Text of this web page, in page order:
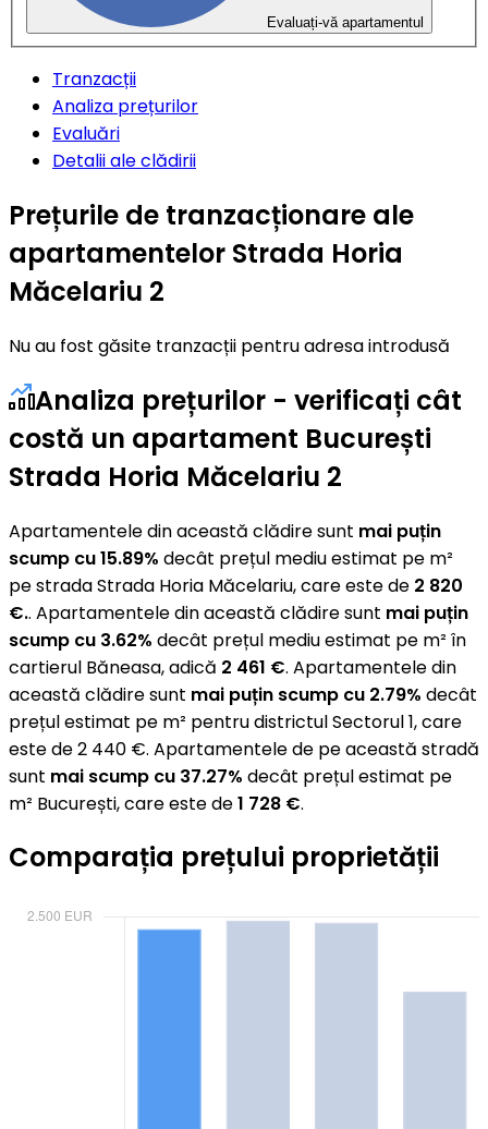
Evaluați-vă apartamentul
Tranzacții
Analiza prețurilor
Evaluări
Detalii ale clădirii
Prețurile de tranzacționare ale
apartamentelor Strada Horia
Măcelariu 2
Nu au fost găsite tranzacții pentru adresa introdusă
Analiza prețurilor - verificați cât
costă un apartament București
Strada Horia Măcelariu 2
Apartamentele din această clădire sunt mai puțin
scump cu 15.89% decât prețul mediu estimat pe m²
pe strada Strada Horia Măcelariu, care este de 2 820
€.. Apartamentele din această clădire sunt mai puțin
scump cu 3.62% decât prețul mediu estimat pe m² în
cartierul Băneasa, adică 2 461 €. Apartamentele din
această clădire sunt mai puțin scump cu 2.79% decât
prețul estimat pe m² pentru districtul Sectorul 1, care
este de 2 440 €. Apartamentele de pe această stradă
sunt mai scump cu 37.27% decât prețul estimat pe
m² București, care este de1 728 €.
Comparația prețului proprietății